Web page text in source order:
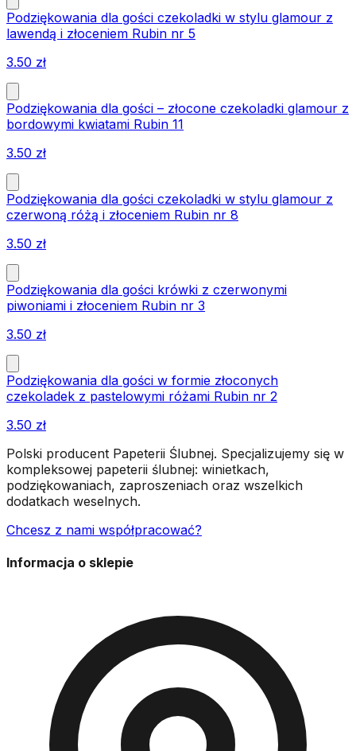
Podziękowania dla gości czekoladki w stylu glamour z
lawendą i złoceniem Rubin nr 5
3.50 zł
Podziękowania dla gości – złocone czekoladki glamour z
bordowymi kwiatami Rubin 11
3.50 zł
Podziękowania dla gości czekoladki w stylu glamour z
czerwoną różą i złoceniem Rubin nr 8
3.50 zł
Podziękowania dla gości krówki z czerwonymi
piwoniami i złoceniem Rubin nr 3
3.50 zł
Podziękowania dla gości w formie złoconych
czekoladek z pastelowymi różami Rubin nr 2
3.50 zł
Polski producent Papeterii Ślubnej. Specjalizujemy się w
kompleksowej papeterii ślubnej: winietkach,
podziękowaniach, zaproszeniach oraz wszelkich
dodatkach weselnych.
Chcesz z nami współpracować?
Informacja o sklepie